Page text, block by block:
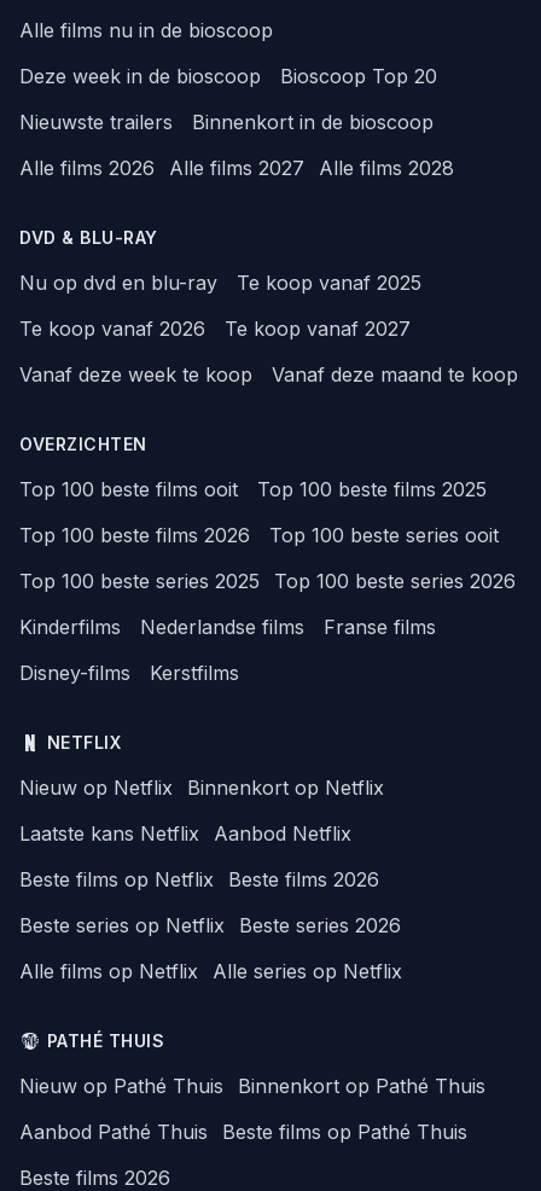
Alle films nu in de bioscoop
Deze week in de bioscoop
Bioscoop Top 20
Nieuwste trailers
Binnenkort in de bioscoop
Alle films 2026
Alle films 2027 Alle films 2028
DVD & BLU-RAY
Nu op dvd en blu-ray
Te koop vanaf 2025
Te koop vanaf 2026
Te koop vanaf 2027
Vanaf deze week te koop
Vanaf deze maand te koop
OVERZICHTEN
Top 100 beste films ooit
Top 100 beste films 2025
Top 100 beste films 2026
Top 100 beste series ooit
Top 100 beste series 2025
Top 100 beste series 2026
Kinderfilms
Nederlandse films
Franse films
Disney-films
Kerstfilms
NETFLIX
Nieuw op Netflix
Binnenkort op Netflix
Laatste kans Netflix
Aanbod Netflix
Beste films op Netflix
Beste films 2026
Beste series op Netflix
Beste series 2026
Alle films op Netflix
Alle series op Netflix
PATHÉ THUIS
Nieuw op Pathé Thuis
Binnenkort op Pathé Thuis
Aanbod Pathé Thuis
Beste films op Pathé Thuis
Beste films 2026